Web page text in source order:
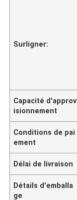
Surligner:
Capacité d'approv
isionnement
Conditions de pai
ement
Délai de livraison
Détails d'emballa
ge